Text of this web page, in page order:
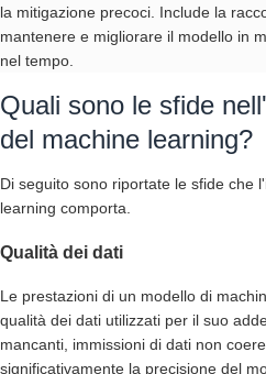
la mitigazione precoci. Include la
mantenere e migliorare il modello in
nel tempo.
Quali sono le sfide
del machine learning?
Di seguito sono riportate le sfide che
learning comporta.
Qualità dei dati
Le prestazioni di un modello di
qualità dei dati utilizzati per il suo
mancanti, immissioni di dati non
significativamente la precisione del